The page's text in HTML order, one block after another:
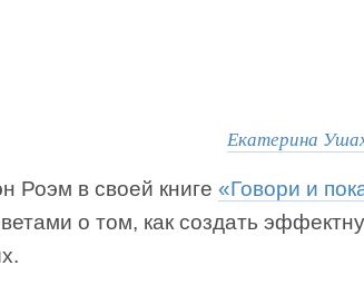
Екатерина
Роэм в своей книге «Говори и
о том, как создать